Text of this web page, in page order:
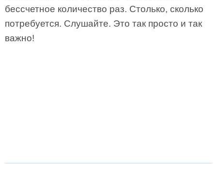
бессчетное количество раз. Столько, сколько
потребуется. Слушайте. Это так просто и так
важно!